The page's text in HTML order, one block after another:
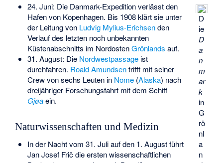
D
ie
D
a
n
m
ar
k
in
G
rö
nl
a
n
24. Juni: Die Danmark-Expeditionverlässt den
Hafen von Kopenhagen. Bis 1908 klärt sie unter
der Leitung von Ludvig Mylius-Erichsenden
Verlauf des letzten noch unbekannten
Küstenabschnitts im NordostenGrönlands auf.
31. August: Die Nordwestpassageist
durchfahren. Roald Amundsentrifft mit seiner
Crew von sechs Leuten in Nome(Alaska) nach
dreijähriger Forschungsfahrt mit dem Schiff
Gjøaein.
Naturwissenschaften und Medizin
In der Nacht vom 31. Juli auf den 1. August führt
Jan Josef Fričdie ersten wissenschaftlichen